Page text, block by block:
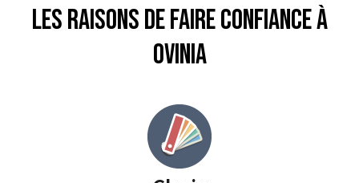
Les raisons de faire confiance à
Ovinia